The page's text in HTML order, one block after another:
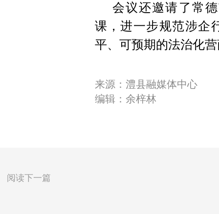
会议还邀请了常
课，进一步规范涉企
平、可预期的法治化
来源：澧县融媒体中心
编辑：余梓林
阅读下一篇